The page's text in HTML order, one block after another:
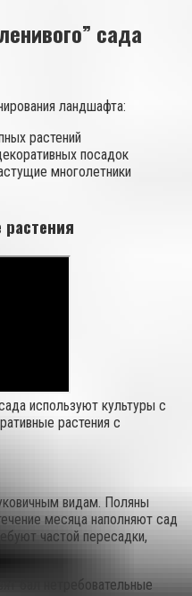
сада
ландшафта:
растений
посадок
многолетники
используют культуры с
растения с
видам. Поляны
месяца наполняют сад
частой пересадки,
бал нетребовательные